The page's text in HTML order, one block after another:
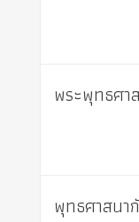
พระพุทธศ
พุทธศาสนา